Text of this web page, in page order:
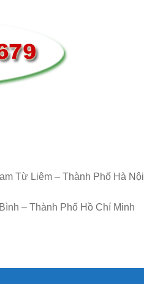
Từ Liêm – Thành Phố Hà Nội
– Thành Phố Hồ Chí Minh